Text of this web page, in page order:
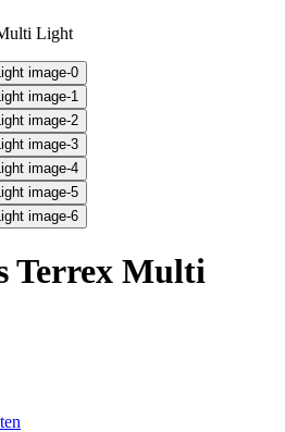
Light
Terrex Multi